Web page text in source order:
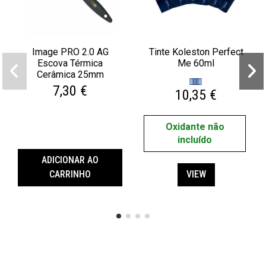
Image PRO 2.0 AG
Escova Térmica
Cerâmica 25mm
7,30 €
ADICIONAR AO
CARRINHO
Tinte Koleston Perfect
Me 60ml
10,35 €
Oxidante não
incluído
VIEW